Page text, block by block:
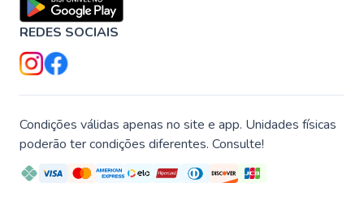
REDES SOCIAIS
Condições válidas apenas no site e app. Unidades físicas
poderão ter condições diferentes. Consulte!